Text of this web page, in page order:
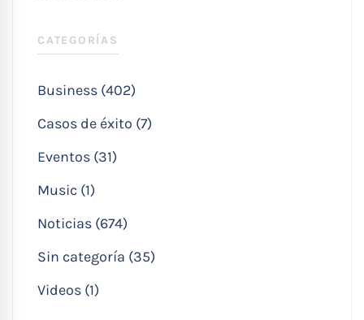
CATEGORÍAS
Business (402)
Casos de éxito (7)
Eventos (31)
Music (1)
Noticias (674)
Sin categoría (35)
Videos (1)